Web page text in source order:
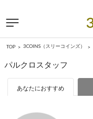
TOP 3COINS（スリーコインズ）
パルクロスタッフ
あなたにおすすめ